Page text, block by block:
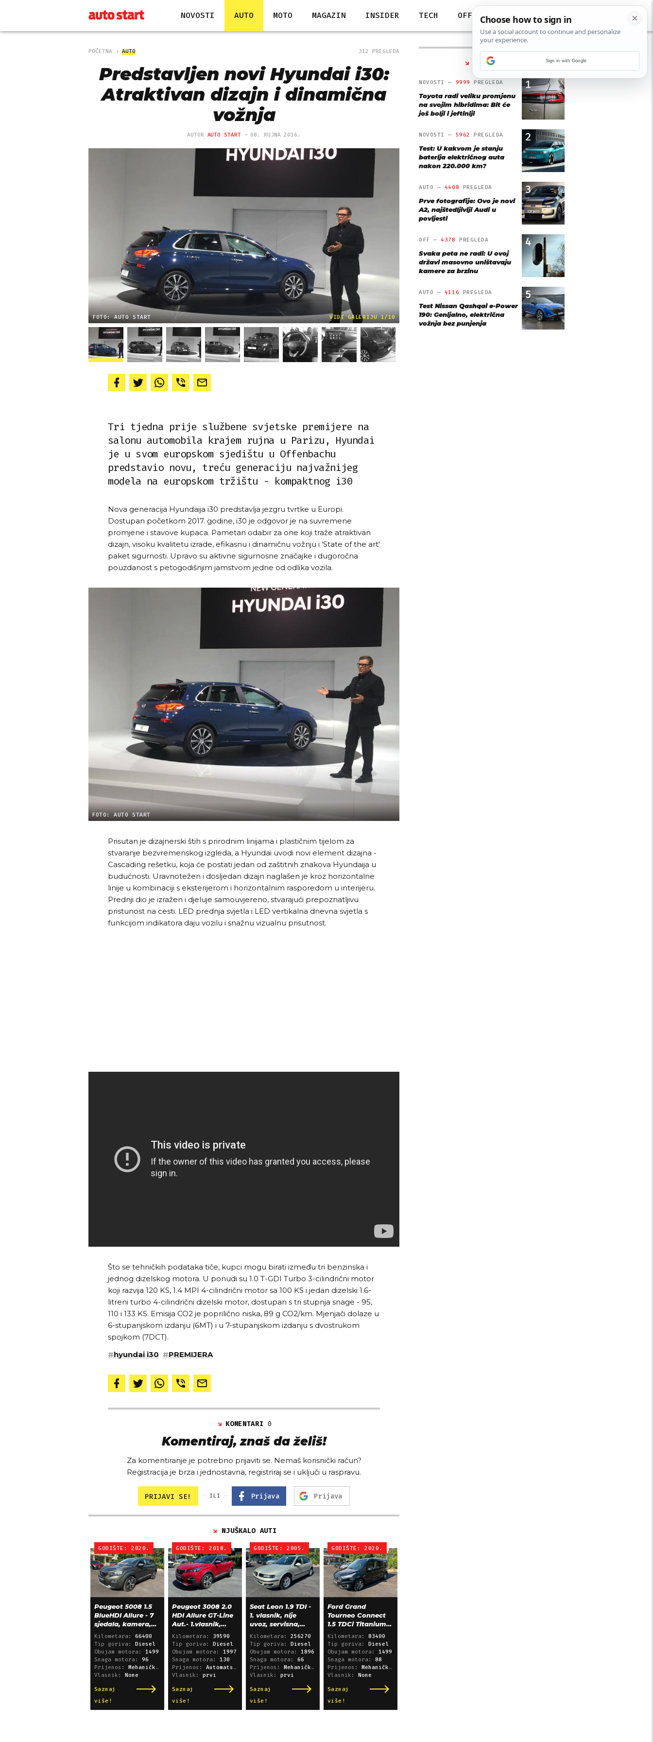
NOVOSTI AUTO MOTO MAGAZIN INSIDER TECH OFF
POČETNA AUTO 312 PREGLEDA
Predstavljen novi Hyundai i30:
Atraktivan dizajn i dinamična
vožnja
AUTOR AUTO START 08. RUJNA 2016.
FOTO: AUTO START VIDI GALERIJU 1/10
Tri tjedna prije službene svjetske premijere na
salonu automobila krajem rujna u Parizu, Hyundai
je u svom europskom sjedištu u Offenbachu
predstavio novu, treću generaciju najvažnijeg
modela na europskom tržištu - kompaktnog i30
Nova generacija Hyundaija i30 predstavlja jezgru tvrtke u Europi.
Dostupan početkom 2017. godine, i30 je odgovor je na suvremene
promjene i stavove kupaca. Pametan odabir za one koji traže atraktivan
dizajn, visoku kvalitetu izrade, efikasnu i dinamičnu vožnju i 'State of the art'
paket sigurnosti. Upravo su aktivne sigurnosne značajke i dugoročna
pouzdanost s petogodišnjim jamstvom jedne od odlika vozila.
FOTO: AUTO START
Prisutan je dizajnerski štih s prirodnim linijama i plastičnim tijelom za
stvaranje bezvremenskog izgleda, a Hyundai uvodi novi element dizajna -
Cascading rešetku, koja će postati jedan od zaštitnih znakova Hyundaija u
budućnosti. Uravnotežen i dosljedan dizajn naglašen je kroz horizontalne
linije u kombinaciji s eksterijerom i horizontalnim rasporedom u interijeru.
Prednji dio je izražen i djeluje samouvjereno, stvarajući prepoznatljivu
pristunost na cesti. LED prednja svjetla i LED vertikalna dnevna svjetla s
funkcijom indikatora daju vozilu i snažnu vizualnu prisutnost.
Što se tehničkih podataka tiče, kupci mogu birati između tri benzinska i
jednog dizelskog motora. U ponudi su 1.0 T-GDI Turbo 3-cilindrični motor
koji razvija 120 KS, 1.4 MPI 4-cilindrični motor sa 100 KS i jedan dizelski 1.6-
litreni turbo 4-cilindrični dizelski motor, dostupan s tri stupnja snage - 95,
110 i 133 KS. Emisija CO2 je poprilično niska, 89 g CO2/km. Mjenjači dolaze u
6-stupanjskom izdanju (6MT) i u 7-stupanjskom izdanju s dvostrukom
spojkom (7DCT).
#hyundai i30 #PREMIJERA
KOMENTARI0
Komentiraj, znaš da želiš!
Za komentiranje je potrebno prijaviti se. Nemaš korisnički račun?
Registracija je brza i jednostavna, registriraj se i uključi u raspravu.
PRIJAVI SE! ILI Prijava Prijava
NJUŠKALO AUTI
GODIŠTE: 2020.
Peugeot 5008 1.5
BlueHDI Allure - 7
sjedala, kamera,
alu 18, 66.000 km
Kilometara: 66400
Tip goriva:
Diesel
Obujam motora: 1499
Snaga motora: 96
Prijenos:
Mehanički mjenjač
Vlasnik:
None
Saznaj
više!
GODIŠTE: 2020.
Ford Grand
Tourneo Connect
1.5 TDCi Titanium
L2 - panorama,
navigacija
Kilometara: 83400
Tip goriva:
Diesel
Obujam motora: 1499
Snaga motora: 88
Prijenos:
Mehanički mjenjač
Vlasnik:
None
Saznaj
više!
GODIŠTE: 2018.
Peugeot 3008 2.0
HDI Allure GT-Line
Aut.- 1.vlasnik,
39.600 km!
Kilometara: 39590
Tip goriva:
Diesel
Obujam motora: 1997
Snaga motora: 130
Prijenos: Automatski sekvencijski
Vlasnik: prvi
Saznaj
više!
GODIŠTE: 2005.
Seat Leon 1.9 TDI -
1. vlasnik, nije
uvoz, servisna,
klima, alu 15"
Kilometara: 256270
Tip goriva:
Diesel
Obujam motora: 1896
Snaga motora: 66
Prijenos:
Mehanički mjenjač
Vlasnik: prvi
Saznaj
više!
NAJČITANIJE
1
NOVOSTI — 9999 PREGLEDA
Toyota radi veliku promjenu
na svojim hibridima: Bit će
još bolji i jeftiniji
2
NOVOSTI — 5962 PREGLEDA
Test: U kakvom je stanju
baterija električnog auta
nakon 220.000 km?
3
AUTO — 4408 PREGLEDA
Prve fotografije: Ovo je novi
A2, najštedljiviji Audi u
povijesti
4
OFF —4378 PREGLEDA
Svaka peta ne radi: U ovoj
državi masovno uništavaju
kamere za brzinu
5
AUTO — 4116 PREGLEDA
Test Nissan Qashqai e-Power
190: Genijalno, električna
vožnja bez punjenja
Sign in with Google